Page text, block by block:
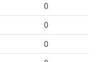
0
0
0